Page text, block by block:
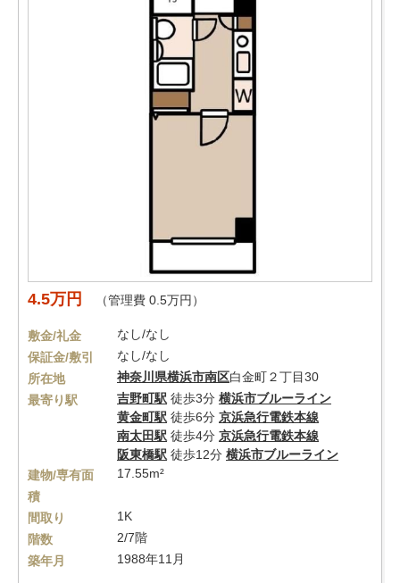
4.5万円 （管理費 0.5万円）
敷金/礼金
なし/なし
保証金/敷引
なし/なし
所在地
神奈川県横浜市南区白金町２丁目30
最寄り駅
吉野町駅 徒歩3分 横浜市ブルーライン
黄金町駅 徒歩6分 京浜急行電鉄本線
南太田駅 徒歩4分 京浜急行電鉄本線
阪東橋駅 徒歩12分 横浜市ブルーライン
建物/専有面
積
17.55m²
間取り
1K
階数
2/7階
築年月
1988年11月